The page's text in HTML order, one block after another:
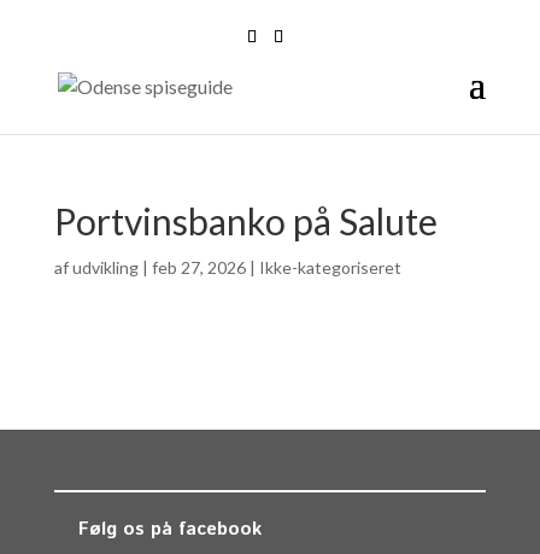
Portvinsbanko på Salute
afudvikling| feb 27, 2026| Ikke-kategoriseret
Følg os på facebook